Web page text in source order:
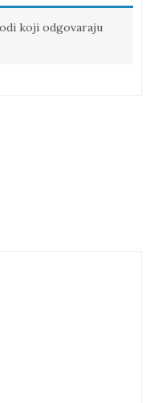
koji odgovaraju